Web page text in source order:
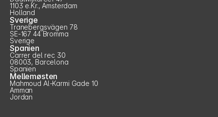
1103 e.Kr., Amsterdam
Holland
Sverige
Tranebergsvägen 78
SE-167 44 Bromma
Sverige
Spanien
Carrer del rec 30
08003, Barcelona
Spanien
Mellemøsten
Mahmoud Al-Karmi Gade 10
Amman
Jordan